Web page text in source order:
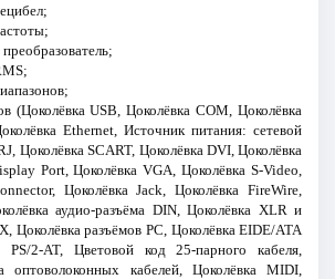
(Цоколёвка USB, Цоколёвка COM, Цоколёвка
Ethernet, Источник питания: сетевой
Цоколёвка SCART, Цоколёвка DVI, Цоколёвка
Port, Цоколёвка VGA, Цоколёвка S-Video,
Цоколёвка Jack, Цоколёвка FireWire,
аудио-разъёма DIN, Цоколёвка XLR и
Цоколёвка разъёмов РС, Цоколёвка EIDE/ATA
2-AT, Цветовой код 25-парного кабеля,
оптоволоконных кабелей, Цоколёвка MIDI,